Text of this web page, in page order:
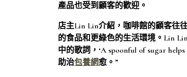
產品也受到顧客的歡迎。
店主Lin Lin介紹，咖啡館的顧客往
的食品和更綠色的生活環境。Lin
中的歌詞，‘A spoonful of sugar helps
助治包養網愈。”